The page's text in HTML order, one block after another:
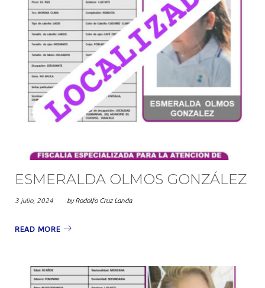
ESMERALDA OLMOS GONZÁLEZ
3 julio, 2024 byRodolfo Cruz Landa
READ MORE